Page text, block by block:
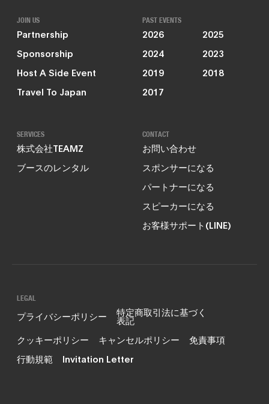
JOIN US
Partnership
Sponsorship
Host A Side Event
Travel To Japan
PAST EVENTS
2026
2025
2024
2023
2019
2018
2017
SERVICES
株式会社TEAMZ
ブースのレンタル
CONTACT
お問い合わせ
スポンサーになる
パートナーになる
スピーカーになる
お客様サポート(LINE)
LEGAL
プライバシーポリシー 特定商取引法に基づく
表記
クッキーポリシー
キャンセルポリシー
免責事項
行動規範
Invitation Letter